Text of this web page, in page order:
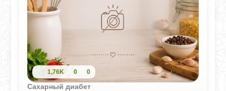
1,76K 0 0
Сахарный диабет